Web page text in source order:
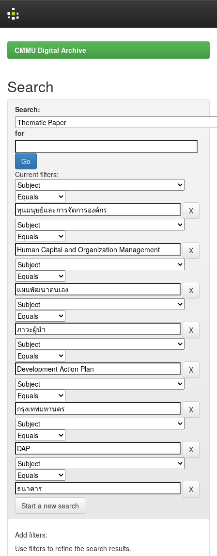
navigationCMMU Digital Archive
Search
Search:
for
Current filters:
Start a new search
Add filters:
Use filters to refine the search results.